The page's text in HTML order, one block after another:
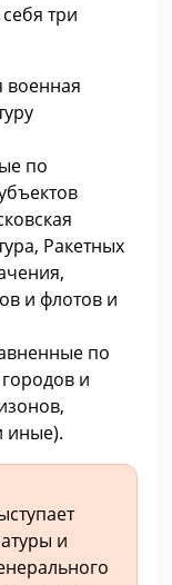
три
военная
по
Ракетных
и флотов и
по
и
иные).
и